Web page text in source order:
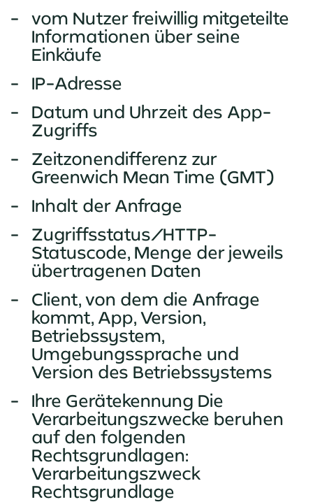
vom Nutzer freiwillig mitgeteilte
Informationen über seine
Einkäufe
IP-Adresse
Datum und Uhrzeit des App-
Zugriffs
Zeitzonendifferenz zur
Greenwich Mean Time (GMT)
Inhalt der Anfrage
Zugriffsstatus/HTTP-
Statuscode, Menge der jeweils
übertragenen Daten
Client, von dem die Anfrage
kommt, App, Version,
Betriebssystem,
Umgebungssprache und
Version des Betriebssystems
Ihre Gerätekennung Die
Verarbeitungszwecke beruhen
auf den folgenden
Rechtsgrundlagen:
Verarbeitungszweck
Rechtsgrundlage